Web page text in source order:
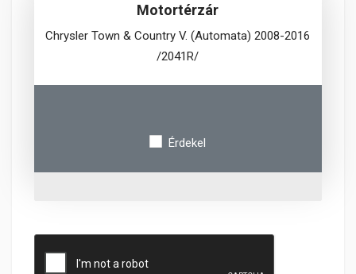
Motortérzár
Chrysler Town & Country V. (Automata) 2008-2016
/2041R/
Érdekel